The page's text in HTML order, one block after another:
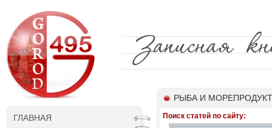
ГЛАВНАЯ
РЫБА И
Поиск статей по сайту: